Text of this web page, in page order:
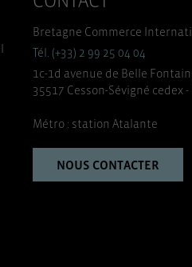
Bretagne Commerce
Tél. (+33) 2 99 25 04 04
1c-1d avenue de Belle
35517 Cesson-Sévigné cedex
Métro : station Atalante
NOUS CONTACTER